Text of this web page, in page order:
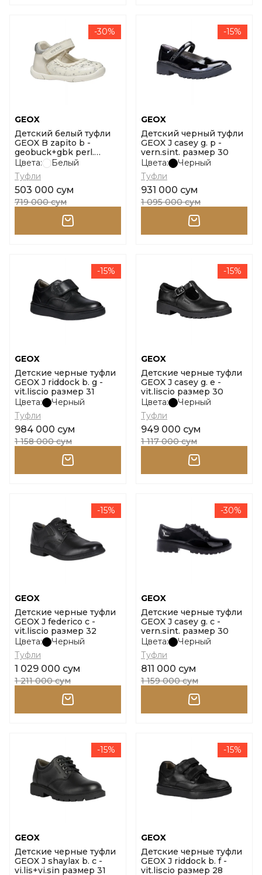
-30%
GEOX
Детский белый туфли
GEOX B zapito b -
geobuck+gbk perl.
размер 23
Цвета:
Белый
Туфли
503 000 сум
719 000 сум
-15%
GEOX
Детский черный туфли
GEOX J casey g. p -
vern.sint. размер 30
Цвета:
Черный
Туфли
931 000 сум
1 095 000 сум
-15%
GEOX
Детские черные туфли
GEOX J riddock b. g -
vit.liscio размер 31
Цвета:
Черный
Туфли
984 000 сум
1 158 000 сум
-15%
GEOX
Детские черные туфли
GEOX J casey g. e -
vit.liscio размер 30
Цвета:
Черный
Туфли
949 000 сум
1 117 000 сум
-15%
GEOX
Детские черные туфли
GEOX J federico c -
vit.liscio размер 32
Цвета:
Черный
Туфли
1 029 000 сум
1 211 000 сум
-30%
GEOX
Детские черные туфли
GEOX J casey g. c -
vern.sint. размер 30
Цвета:
Черный
Туфли
811 000 сум
1 159 000 сум
-15%
GEOX
Детские черные туфли
GEOX J shaylax b. c -
vi.lis+vi.sin размер 31
-15%
GEOX
Детские черные туфли
GEOX J riddock b. f -
vit.liscio размер 28